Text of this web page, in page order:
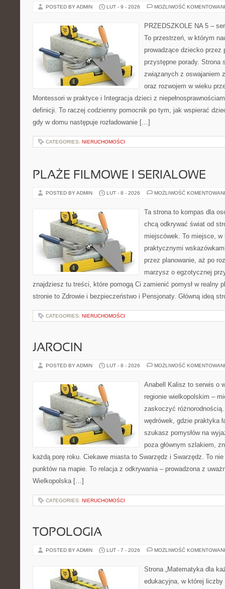
POSTED BY ADMIN LUT - 9 - 2026 MOŻLIWOŚĆ
PRZEDSZKOLE NA 5 –
To przestrzeń, w którym
prowadzące dziecko przez
przystępne porady. Strona
związanych z oswajaniem
oraz rozwojem w wieku
Montessori w praktyce i Integracja dzieci z
definicji. To raczej codzienny pomocnik po tym, jak wspierać
gdy w domu następuje rozładowanie […]
CATEGORIES: NIERUCHOMOŚCI
PLAŻE FILMOWE I SERIALOWE
POSTED BY ADMIN LUT - 8 - 2026 MOŻLIWOŚĆ
Ta strona to kompas dla
chcą odkrywać świat od
miejscówek. To miejsce,
praktycznymi
przez planowanie, aż po
marzysz o egzotycznej
znajdziesz tu treści, które pomogą Ci zamienić pomysł w realny
stronie to Zdrowie i bezpieczeństwo i Pensjonaty. Główną ideą
CATEGORIES: NIERUCHOMOŚCI
JAROCIN
POSTED BY ADMIN LUT - 8 - 2026 MOŻLIWOŚĆ
Anabell Kalisz to serwis o
regionie wielkopolskim –
zaskoczyć
wędrówek, gdzie praktyka
szukasz pomysłów na
poza głównym szlakiem,
każdą porę roku. Ciekawe miasta to Swarzędz i Swarzędz. To
punktów na mapie. To relacja z odkrywania – prowadzona z
Wielkopolska […]
CATEGORIES: NIERUCHOMOŚCI
TOPOLOGIA
POSTED BY ADMIN LUT - 7 - 2026 MOŻLIWOŚĆ
Strona „Matematyka dla
edukacyjna, w której